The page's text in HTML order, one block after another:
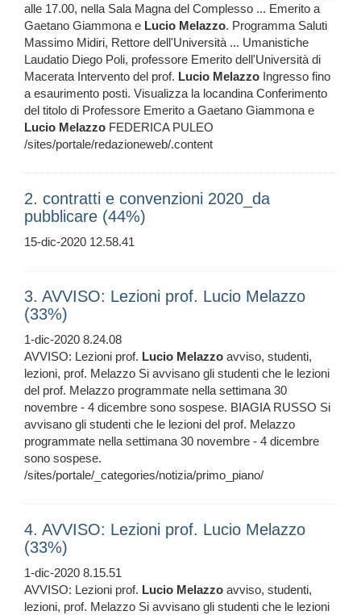
alle 17.00, nella Sala Magna del Complesso ... Emerito a
Gaetano Giammona e Lucio Melazzo. Programma Saluti
Massimo Midiri, Rettore dell'Università ... Umanistiche
Laudatio Diego Poli, professore Emerito dell'Università di
Macerata Intervento del prof. Lucio Melazzo Ingresso fino
a esaurimento posti. Visualizza la locandina Conferimento
del titolo di Professore Emerito a Gaetano Giammona e
Lucio Melazzo FEDERICA PULEO
/sites/portale/redazioneweb/.content
2. contratti e convenzioni 2020_da
pubblicare (44%)
15-dic-2020 12.58.41
3. AVVISO: Lezioni prof. Lucio Melazzo
(33%)
1-dic-2020 8.24.08
AVVISO: Lezioni prof. Lucio Melazzo avviso, studenti,
lezioni, prof. Melazzo Si avvisano gli studenti che le lezioni
del prof. Melazzo programmate nella settimana 30
novembre - 4 dicembre sono sospese. BIAGIA RUSSO Si
avvisano gli studenti che le lezioni del prof. Melazzo
programmate nella settimana 30 novembre - 4 dicembre
sono sospese.
/sites/portale/_categories/notizia/primo_piano/
4. AVVISO: Lezioni prof. Lucio Melazzo
(33%)
1-dic-2020 8.15.51
AVVISO: Lezioni prof. Lucio Melazzo avviso, studenti,
lezioni, prof. Melazzo Si avvisano gli studenti che le lezioni